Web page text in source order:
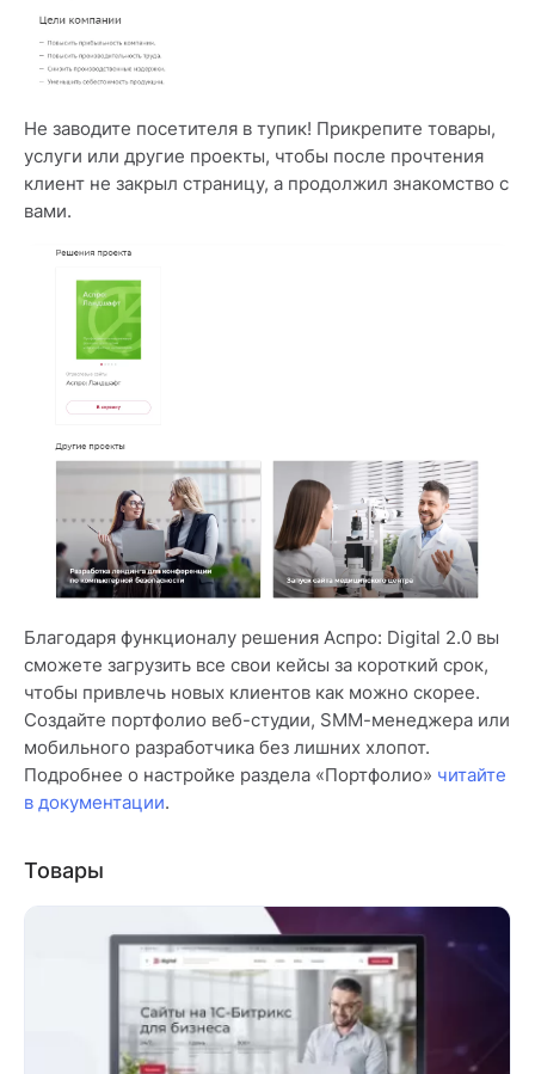
Не заводите посетителя в тупик! Прикрепите товары,
услуги или другие проекты, чтобы после прочтения
клиент не закрыл страницу, а продолжил знакомство с
вами.
Благодаря функционалу решения Аспро: Digital 2.0 вы
сможете загрузить все свои кейсы за короткий срок,
чтобы привлечь новых клиентов как можно скорее.
Создайте портфолио веб-студии, SMM-менеджера или
мобильного разработчика без лишних хлопот.
Подробнее о настройке раздела «Портфолио» читайте
в документации.
Товары